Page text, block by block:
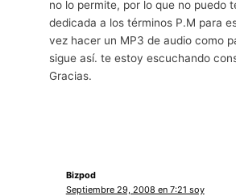
no lo permite, por lo que no puedo
dedicada a los términos P.M para
vez hacer un MP3 de audio como
sigue así. te estoy escuchando
Gracias.
Bizpod
Septiembre 29, 2008 en 7:21 soy